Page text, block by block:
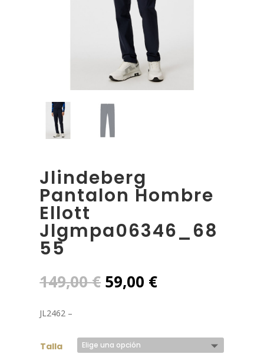
Jlindeberg
Pantalon Hombre
Ellott
Jlgmpa06346_68
55
149,00€ El
precio
149,00 €.
59,00 €El
59,00 €.
JL2462 –
Talla